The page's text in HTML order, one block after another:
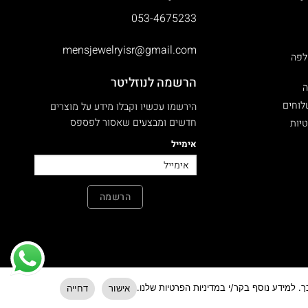
053-4675233
mensjewelryisr@gmail.com
הרשמה לנוזליטר
הירשמו עכשיו וקבלו מידע על מוצרים
חדשים ומבצעים שאסור לפספס
אימייל
הרשמה
למידע נוסף בקר/י במדיניות הפרטיות שלנו. אישור דחייה